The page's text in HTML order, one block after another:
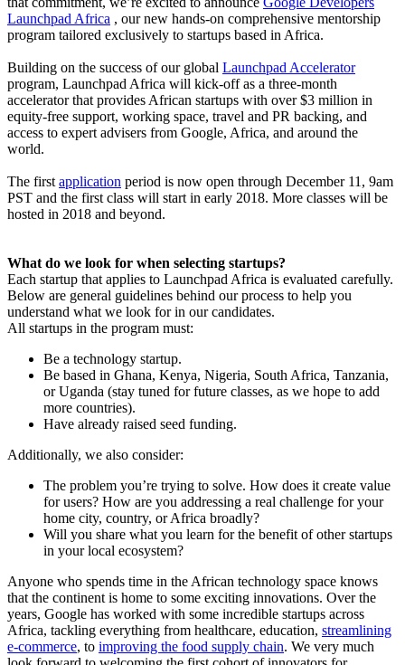
Launchpad Africa , our new hands-on comprehensive mentorship
program tailored exclusively to startups based in Africa.
Building on the success of our global Launchpad Accelerator
program, Launchpad Africa will kick-off as a three-month
accelerator that provides African startups with over $3 million in
equity-free support, working space, travel and PR backing, and
access to expert advisers from Google, Africa, and around the
world.
The firstapplication period is now open through December 11, 9am
PST and the first class will start in early 2018. More classes will be
hosted in 2018 and beyond.
What do we look for when selecting startups?
Each startup that applies to Launchpad Africa is evaluated carefully.
Below are general guidelines behind our process to help you
understand what we look for in our candidates.
All startups in the program must:
Be a technology startup.
Be based in Ghana, Kenya, Nigeria, South Africa, Tanzania,
or Uganda (stay tuned for future classes, as we hope to add
more countries).
Have already raised seed funding.
Additionally, we also consider:
The problem you’re trying to solve. How does it create value
for users? How are you addressing a real challenge for your
home city, country, or Africa broadly?
Will you share what you learn for the benefit of other startups
in your local ecosystem?
Anyone who spends time in the African technology space knows
that the continent is home to some exciting innovations. Over the
years, Google has worked with some incredible startups across
Africa, tackling everything from healthcare, education, streamlining
e-commerce, to improving the food supply chain. We very much